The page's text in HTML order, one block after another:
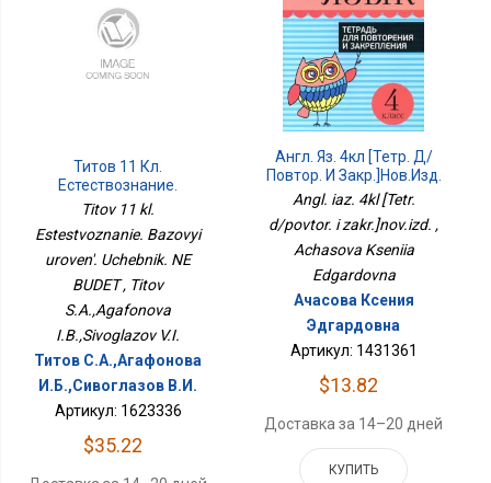
Титов 11 Кл.
Естествознание.
Базовый Уровень.
Titov 11 kl.
Estestvoznanie. Bazovyi
uroven'. Uchebnik. NE
BUDET , Titov
S.A.,Agafonova
I.B.,Sivoglazov V.I.
Титов С.А.,Агафонова
И.Б.,Сивоглазов В.И.
Артикул: 1623336
$35.22
Англ. Яз. 4кл [Тетр. Д/
Повтор. И Закр.]нов.изд.
Angl. iaz. 4kl [Tetr.
d/povtor. i zakr.]nov.izd. ,
Achasova Kseniia
Edgardovna
Ачасова Ксения
Эдгардовна
Артикул: 1431361
$13.82
Доставка за 14–20 дней
КУПИТЬ